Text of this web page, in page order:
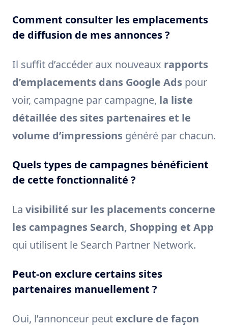
Comment consulter les emplacements
de diffusion de mes annonces ?
Il suffit d’accéder aux nouveaux rapports
d’emplacements dans Google Ads pour
voir, campagne par campagne, la liste
détaillée des sites partenaires et le
volume d’impressions généré par chacun.
Quels types de campagnes bénéficient
de cette fonctionnalité ?
La visibilité sur les placements concerne
les campagnes Search, Shopping et App
qui utilisent le Search Partner Network.
Peut-on exclure certains sites
partenaires manuellement ?
Oui, l’annonceur peut exclure de façon